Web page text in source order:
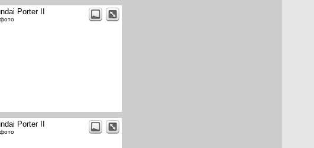
Porter II
Porter II